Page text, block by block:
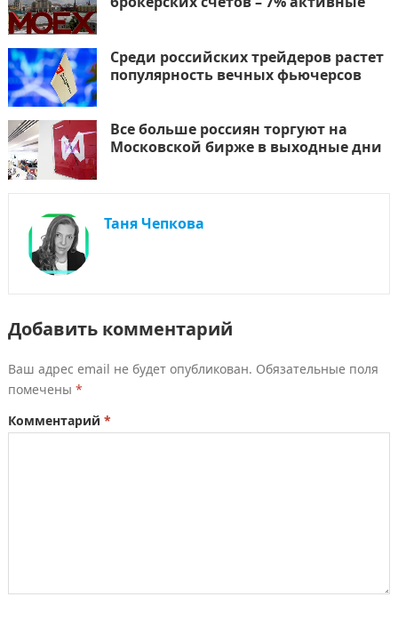
Среди российских трейдеров растет
популярность вечных фьючерсов
Все больше россиян торгуют на
Московской бирже в выходные дни
Таня Чепкова
Добавить комментарий
Ваш адрес email не будет опубликован. Обязательные поля
помечены *
Комментарий *